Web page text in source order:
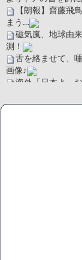
【朗報】齋藤飛
まう…
磁気嵐、地球由
測！
舌を絡ませて、
画像♪
海外「日本よ、
広末涼子さん、